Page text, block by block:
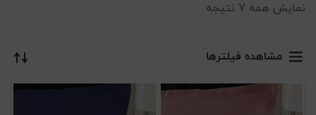
نمایش همه 7 نتیجه
مشاهده فیلترها